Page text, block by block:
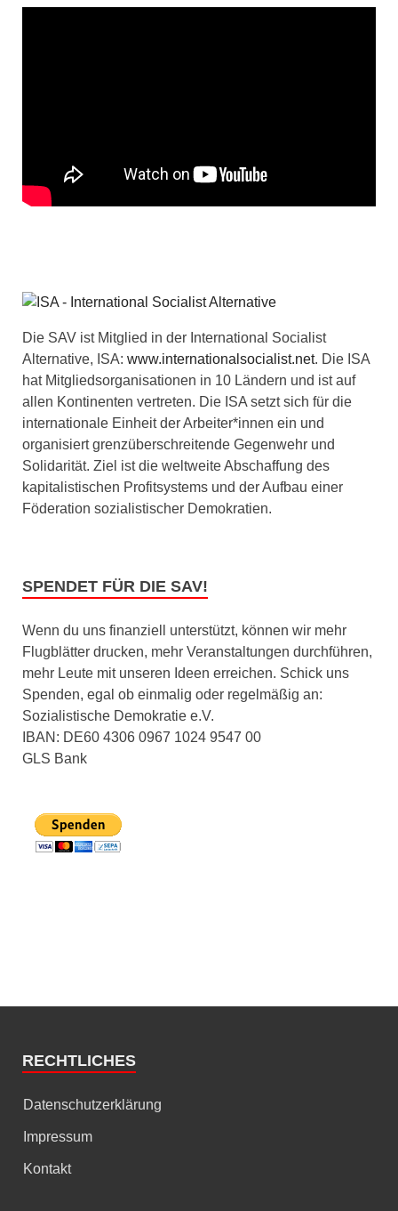
Die SAV ist Mitglied in der International Socialist
Alternative, ISA: www.internationalsocialist.net. Die ISA
hat Mitgliedsorganisationen in 10 Ländern und ist auf
allen Kontinenten vertreten. Die ISA setzt sich für die
internationale Einheit der Arbeiter*innen ein und
organisiert grenzüberschreitende Gegenwehr und
Solidarität. Ziel ist die weltweite Abschaffung des
kapitalistischen Profitsystems und der Aufbau einer
Föderation sozialistischer Demokratien.
SPENDET FÜR DIE SAV!
Wenn du uns finanziell unterstützt, können wir mehr
Flugblätter drucken, mehr Veranstaltungen durchführen,
mehr Leute mit unseren Ideen erreichen. Schick uns
Spenden, egal ob einmalig oder regelmäßig an:
Sozialistische Demokratie e.V.
IBAN: DE60 4306 0967 1024 9547 00
GLS Bank
RECHTLICHES
Datenschutzerklärung
Impressum
Kontakt